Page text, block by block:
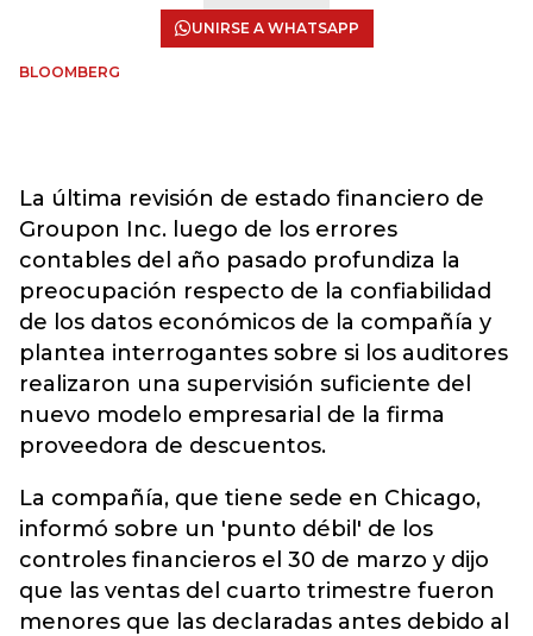
UNIRSE A WHATSAPP
BLOOMBERG
La última revisión de estado financiero de
Groupon Inc. luego de los errores
contables del año pasado profundiza la
preocupación respecto de la confiabilidad
de los datos económicos de la compañía y
plantea interrogantes sobre si los auditores
realizaron una supervisión suficiente del
nuevo modelo empresarial de la firma
proveedora de descuentos.
La compañía, que tiene sede en Chicago,
informó sobre un 'punto débil' de los
controles financieros el 30 de marzo y dijo
que las ventas del cuarto trimestre fueron
menores que las declaradas antes debido al